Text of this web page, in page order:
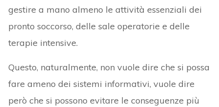
gestire a mano almeno le attività essenziali dei
pronto soccorso, delle sale operatorie e delle
terapie intensive.
Questo, naturalmente, non vuole dire che si possa
fare ameno dei sistemi informativi, vuole dire
però che si possono evitare le conseguenze più